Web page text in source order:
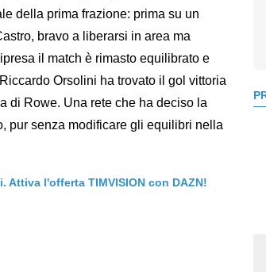
della prima frazione: prima su un
bravo a liberarsi in area ma
il match è rimasto equilibrato e
Orsolini ha trovato il gol vittoria
di Rowe. Una rete che ha deciso la
pur senza modificare gli equilibri nella
Attiva l'offerta TIMVISION con DAZN!